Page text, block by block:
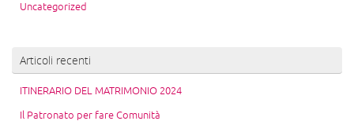
Uncategorized
Articoli recenti
ITINERARIO DEL MATRIMONIO 2024
Il Patronato per fare Comunità